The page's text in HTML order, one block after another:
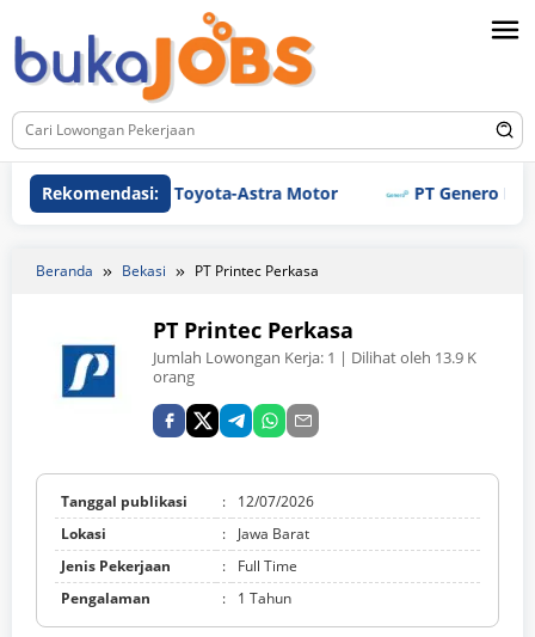
ke
konten
Rekomendasi:PT Toyota-Astra Motor PT Genero
Beranda Bekasi PT Printec Perkasa
PT Printec Perkasa
Jumlah Lowongan Kerja: 1 | Dilihat oleh 13.9 K
orang
Tanggal publikasi :
12/07/2026
Lokasi
:
Jawa Barat
Jenis Pekerjaan
:
Full Time
Pengalaman
: 1 Tahun